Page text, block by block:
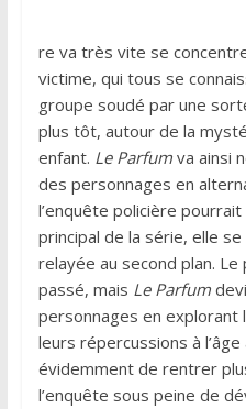
re va très vite se
victime, qui tous se
groupe soudé par une
plus tôt, autour de la
enfant. Le Parfumva ainsi
des personnages en
l’enquête policière
principal de la série, elle
relayée au second plan.
passé, mais Le Parfum
personnages en explorant
leurs répercussions à
évidemment de rentrer
l’enquête sous peine de